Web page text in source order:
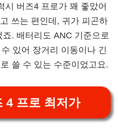
시 버즈4 프로가 꽤 좋았어
쓰는 편인데, 귀가 피곤하
. 배터리도 ANC 기준으로
있어 장거리 이동이나 긴
쓸 수 있는 수준이었고요.
4 프로 최저가